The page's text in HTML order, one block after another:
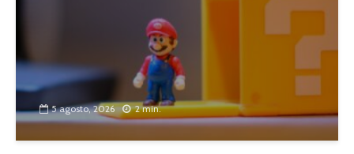
5 agosto, 2026 2 min.